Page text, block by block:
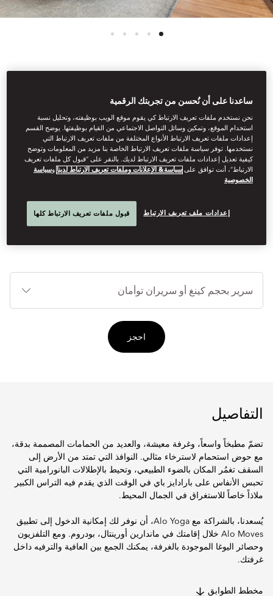
شقة بستّ غرف نوم
وإطلالة على البحر
احجز
التفاصيل
تضمّ مطبخاً واسعاً، وغرفة معيشة، والعديد من الحمامات المصممة بدقة،
مع حوض استحمام لاسترخاء مثالي. النوافذ التي تمتد من الأرض إلى
السقف تغمُر المكان بالضوء الطبيعي، وتحيط بالإطلالات البانورامية التي
تحبس الأنفاس على بارادايز باي في الوقت الذي يقدم فيه التراس الكبير
ملاذاً خاصاً للاستغراق في الجمال المحيط.
يُسعدنا، بالشراكة مع Alo Yoga، أن نوفر لك إمكانية الدخول إلى تطبيق
Alo Moves خلال إقامتك في ماندارين أورينتال، بودروم. ومع التلفزيون
وحصائر اليوغا الموجودة بالغرفة، يمكنك الجمع بين العافية والترفيه داخل
غرفتك.
مخطط الطوابق
ساعدنا على أن نُحسن من تجربتك الرقمية
نحن نستخدم ملفات تعريف الارتباط كي يقوم موقع الويب بوظيفته، وتحليل نسبة
استخدام الموقع، وتمكين وسائل التواصل الاجتماعي من القيام بوظيفتها. يوضح القسم
إعدادات ملفات تعريف الارتباط الأنواع المختلفة من ملفات تعريف الارتباط التي
نستخدمها. توفر سياسة ملفات تعريف الارتباط الخاصة بنا مزيد من المعلومات وتوضح
كيفية تعديل إعدادات ملفات تعريف الارتباط لديك. بالنقر على “قبول كل ملفات تعريف
الارتباط”، أنت توافق علىسياسة& الإعلانات وملفات تعريف الارتباط لدينا وسياسة
الخصوصية
إعدادات ملف تعريف الارتباط قبول ملفات تعريف الارتباط كلها